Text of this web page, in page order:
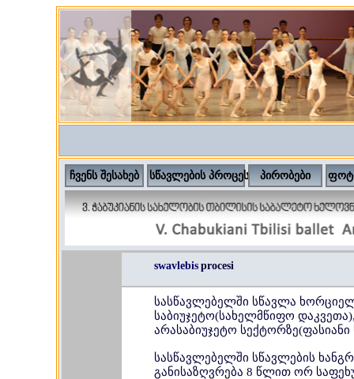
ჩვენს შესახებ სწავლების პროცესი პირობები
swavlebis procesi
სასწავლებელში სწავლა
საბიუჯეტო(სახელმწიფო
არასაბიუჯეტო სექტორზე(ფასიანი
სასწავლებელში სწავლების
განისაზღვრება 8 წლით ორ